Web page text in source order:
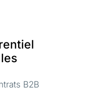
B2B